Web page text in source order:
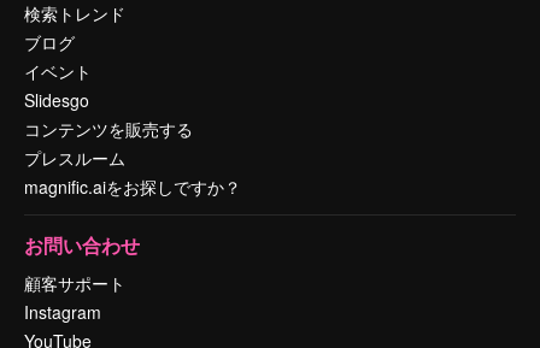
検索トレンド
ブログ
イベント
Slidesgo
コンテンツを販売する
プレスルーム
magnific.aiをお探しですか？
お問い合わせ
顧客サポート
Instagram
YouTube